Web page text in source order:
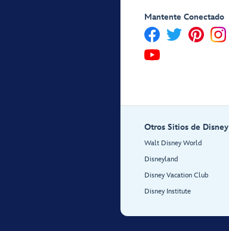
Mantente Conectado
Otros Sitios de Disney
Walt Disney World
Disneyland
Disney Vacation Club
Disney Institute